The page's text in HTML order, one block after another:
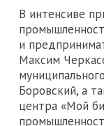
В интенсиве
и
Максим
Боровский, а
центра «Мой